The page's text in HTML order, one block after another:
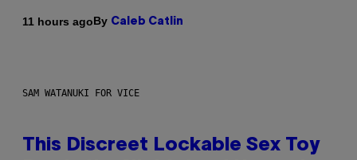
11 hours agoBy Caleb Catlin
SAM WATANUKI FOR VICE
This Discreet Lockable Sex Toy